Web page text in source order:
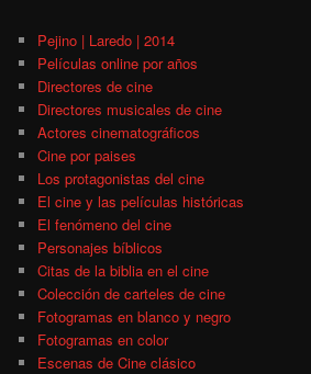
Pejino | Laredo | 2014
Películas online por años
Directores de cine
Directores musicales de cine
Actores cinematográficos
Cine por paises
Los protagonistas del cine
El cine y las películas históricas
El fenómeno del cine
Personajes bíblicos
Citas de la biblia en el cine
Colección de carteles de cine
Fotogramas en blanco y negro
Fotogramas en color
Escenas de Cine clásico